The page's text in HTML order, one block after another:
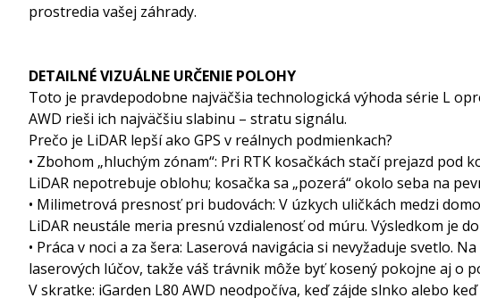
prostredia vašej záhrady.
DETAILNÉ VIZUÁLNE URČENIE POLOHY
Toto je pravdepodobne najväčšia technologická výhoda série L
AWD rieši ich najväčšiu slabinu – stratu signálu.
Prečo je LiDAR lepší ako GPS v reálnych podmienkach?
• Zbohom „hluchým zónam“: Pri RTK kosačkách stačí prejazd
LiDAR nepotrebuje oblohu; kosačka sa „pozerá“ okolo seba na
• Milimetrová presnosť pri budovách: V úzkych uličkách medzi
LiDAR neustále meria presnú vzdialenosť od múru. Výsledkom je
• Práca v noci a za šera: Laserová navigácia si nevyžaduje svetlo.
laserových lúčov, takže váš trávnik môže byť kosený pokojne aj o
V skratke: iGarden L80 AWD neodpočíva, keď zájde slnko alebo